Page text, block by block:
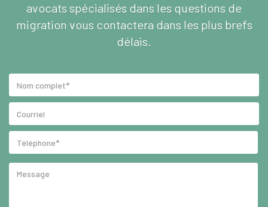
avocats spécialisés dans les questions de
migration vous contactera dans les plus brefs
délais.